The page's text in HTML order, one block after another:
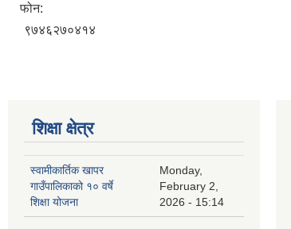
फोन:
९७४६२७०४१४
शिक्षा क्षेत्र
स्वामीकार्तिक खापर
गाउँपालिकाको १० वर्षे
शिक्षा योजना
Monday,
February 2,
2026 - 15:14